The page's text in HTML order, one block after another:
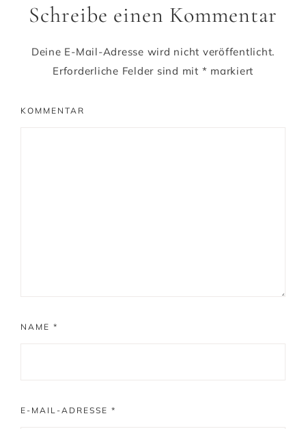
Schreibe einen Kommentar
Deine E-Mail-Adresse wird nicht veröffentlicht.
Erforderliche Felder sind mit * markiert
KOMMENTAR
NAME *
E-MAIL-ADRESSE *